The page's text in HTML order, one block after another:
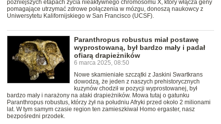
późniejszych etapach życia nieaktywnego chromosomu X, który włącza geny
pomagające utrzymać zdrowe połączenia w mózgu, donoszą naukowcy z
Uniwersytetu Kalifornijskiego w San Francisco (UCSF).
Paranthropus robustus miał postawę
wyprostowaną, był bardzo mały i padał
ofiarą drapieżników
6 marca 2025, 08:50
Nowe skamieniałe szczątki z Jaskini Swartkrans
dowodzą, że jeden z naszych prehistorycznych
kuzynów chodził w pozycji wyprostowanej, był
bardzo mały i narażony na ataki drapieżników. Mowa tutaj o gatunku
Paranthropus robustus, którzy żył na południu Afryki przed około 2 milionami
lat. W tym samym czasie region ten zamieszkiwał Homo ergaster, nasz
bezpośredni przodek.